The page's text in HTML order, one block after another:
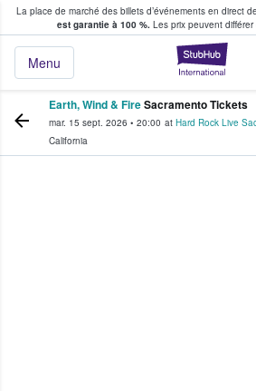
La place de marché des billets d’événements en direct
est garantie à 100 %. Les prix peuvent
Menu
fans achètent et vendent
Earth, Wind & FireSacramento Tickets
mar. 15 sept. 2026 • 20:00 at Hard Rock Live
California